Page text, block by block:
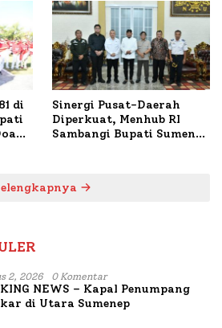
di
Sinergi Pusat-Daerah
Diperkuat, Menhub RI
Sambangi Bupati Sumenep
2, 2026 0 Komentar
NEWS – Kapal Penumpang
di Utara Sumenep